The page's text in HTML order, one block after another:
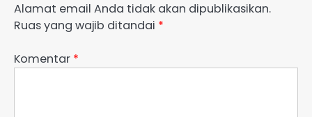
Alamat email Anda tidak akan dipublikasikan.
Ruas yang wajib ditandai *
Komentar *